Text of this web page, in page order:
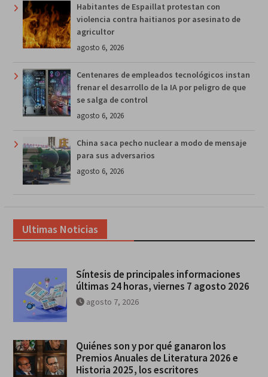
Habitantes de Espaillat protestan con
violencia contra haitianos por asesinato de
agricultor
agosto 6, 2026
Centenares de empleados tecnológicos instan
frenar el desarrollo de la IA por peligro de que
se salga de control
agosto 6, 2026
China saca pecho nuclear a modo de mensaje
para sus adversarios
agosto 6, 2026
Ultimas Noticias
Síntesis de principales informaciones
últimas 24 horas, viernes 7 agosto 2026
agosto 7, 2026
Quiénes son y por qué ganaron los
Premios Anuales de Literatura 2026 e
Historia 2025, los escritores